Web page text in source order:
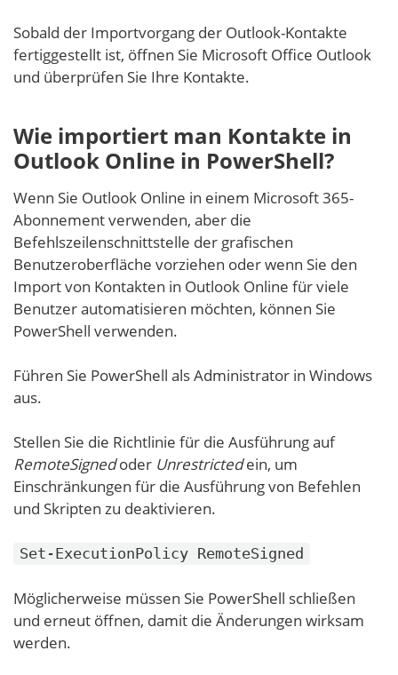
Sobald der Importvorgang der Outlook-Kontakte
fertiggestellt ist, öffnen Sie Microsoft Office Outlook
und überprüfen Sie Ihre Kontakte.
Wie importiert man Kontakte in
Outlook Online in PowerShell?
Wenn Sie Outlook Online in einem Microsoft 365-
Abonnement verwenden, aber die
Befehlszeilenschnittstelle der grafischen
Benutzeroberfläche vorziehen oder wenn Sie den
Import von Kontakten in Outlook Online für viele
Benutzer automatisieren möchten, können Sie
PowerShell verwenden.
Führen Sie PowerShell als Administrator in Windows
aus.
Stellen Sie die Richtlinie für die Ausführung auf
RemoteSignedoder Unrestrictedein, um
Einschränkungen für die Ausführung von Befehlen
und Skripten zu deaktivieren.
Set-ExecutionPolicy RemoteSigned
Möglicherweise müssen Sie PowerShell schließen
und erneut öffnen, damit die Änderungen wirksam
werden.